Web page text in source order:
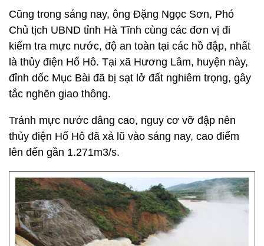
Cũng trong sáng nay, ông Đặng Ngọc Sơn, Phó
Chủ tịch UBND tỉnh Hà Tĩnh cùng các đơn vị đi
kiểm tra mực nước, độ an toàn tại các hồ đập, nhất
là thủy điện Hố Hô. Tại xã Hương Lâm, huyện này,
đỉnh dốc Mục Bài đã bị sạt lở đất nghiêm trọng, gây
tắc nghẽn giao thông.
Tránh mực nước dâng cao, nguy cơ vỡ đập nên
thủy điện Hố Hô đã xả lũ vào sáng nay, cao điểm
lên đến gần 1.271m3/s.